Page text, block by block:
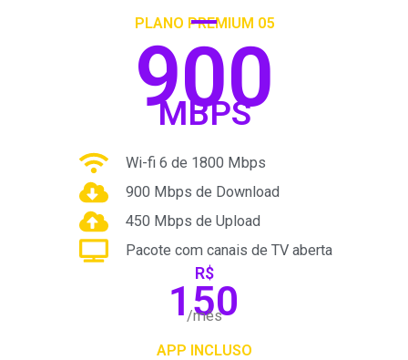
PLANO PREMIUM 05
900
MBPS
Wi-fi 6 de 1800 Mbps
900 Mbps de Download
450 Mbps de Upload
Pacote com canais de TV aberta
R$
150
/mês
APP INCLUSO